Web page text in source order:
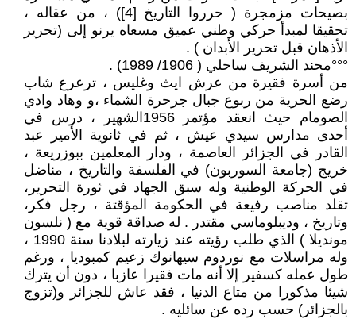
بصيحات مزمجرة ( حرروا التاريخ [4]) ، من عقاله ،
تحقيقا لمبدأ حركي وطني عميق مسعاه يرنو إلى (تحرير
الأذهان قبل تحرير الأبدان ) .
°°°محند الشريف ساحلي ( 1906/ 1989) .
من أسرة فقيرة من عرش ايث وغليس ، ترعرع شاب
رضع الحرية من ربوع جبال جرحرة الشماء ،و وهاد وادي
الصومام حيث انعقد مؤتمر 1956الشهير ، درس في
أحدى مدارس سيدي عيش ، ثم في ثانوية الأمير عبد
القادر في الجزائر العاصمة ، ودار المعلمين ببوزريعة ،
خريج (جامعة السوربون) في الفلسفة والتاريخ ، مناضل
في الحركة الوطنية وله سبق الجهاد في ثورة التحرير،
تقلد مناصب رفيعة في الحكومة المؤقتة ، رجل فكر،
وتاريخ ، وديبلوماسي مقتدر . له صداقة قوية مع ( نلسون
مونديلا ) الذي طلب رؤيته عند زيارته لبلادنا سنة 1990 ،
وله مراسلات مع نوردوم سيهانوك زعيم كمبوديا ، ورغم
طول عمله كسفير إلا أنه مات فقيرا عازبا ، دون أن يترك
شيئا مذكورا من متاع الدنيا ، فقد عاش للجزائر و(تزوج
بالجزائر) حسب رده عن سائليه .